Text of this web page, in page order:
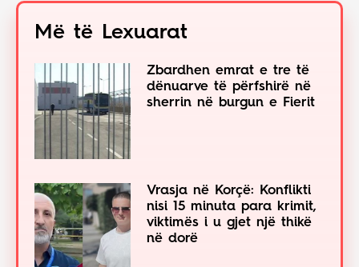
Më të Lexuarat
Zbardhen emrat e tre të
dënuarve të përfshirë në
sherrin në burgun e Fierit
Vrasja në Korçë: Konflikti
nisi 15 minuta para krimit,
viktimës i u gjet një thikë
në dorë